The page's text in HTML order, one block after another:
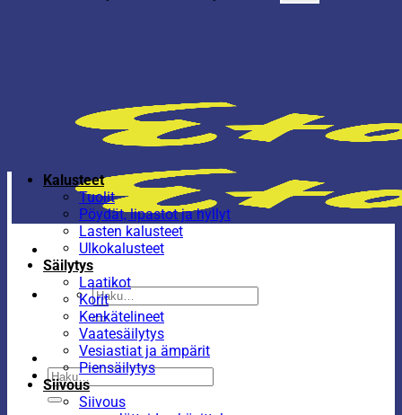
Etsi:
Etsi:
Kalusteet
Tuolit
Pöydät, lipastot ja hyllyt
Lasten kalusteet
Ulkokalusteet
Säilytys
Laatikot
Korit
Kenkätelineet
Vaatesäilytys
Vesiastiat ja ämpärit
Piensäilytys
Siivous
Siivous